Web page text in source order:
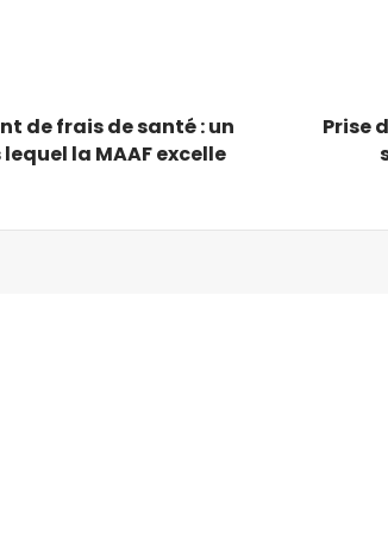
de frais de santé : un
la MAAF excelle
Prise